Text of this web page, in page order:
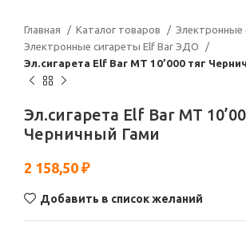
Главная Каталог товаров
Электронные
Электронные сигареты Elf Bar ЭДО
Эл.сигарета Elf Bar МТ 10’000 тяг
Эл.сигарета Elf Bar МТ
Черничный Гами
2 158,50 ₽
Добавить в список желаний